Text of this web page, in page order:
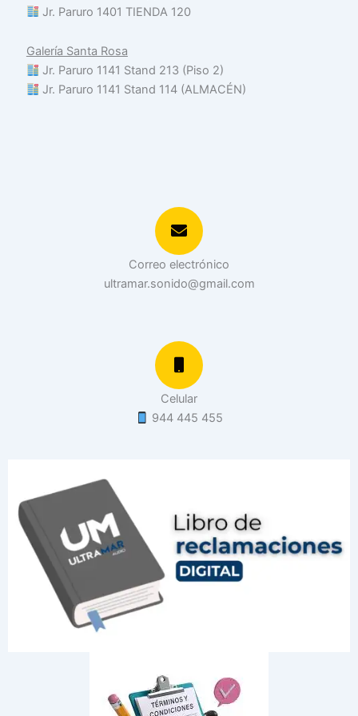
Jr. Paruro 1401 TIENDA 120
Galería Santa Rosa
Jr. Paruro 1141 Stand 213 (Piso 2)
Jr. Paruro 1141 Stand 114 (ALMACÉN)
Correo electrónico
ultramar.sonido@gmail.com
Celular
944 445 455